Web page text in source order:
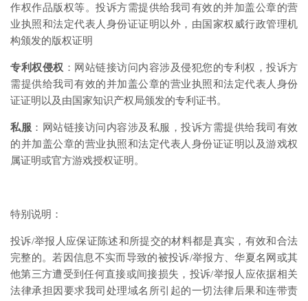
作权作品版权等。投诉方需提供给我司有效的并加盖公章的营
业执照和法定代表人身份证证明以外，由国家权威行政管理机
构颁发的版权证明
专利权侵权 ：网站链接访问内容涉及侵犯您的专利权，投诉方
需提供给我司有效的并加盖公章的营业执照和法定代表人身份
证证明以及由国家知识产权局颁发的专利证书。
私服 ：网站链接访问内容涉及私服，投诉方需提供给我司有效
的并加盖公章的营业执照和法定代表人身份证证明以及游戏权
属证明或官方游戏授权证明。
特别说明：
投诉/举报人应保证陈述和所提交的材料都是真实，有效和合法
完整的。若因信息不实而导致的被投诉/举报方、华夏名网或其
他第三方遭受到任何直接或间接损失，投诉/举报人应依据相关
法律承担因要求我司处理域名所引起的一切法律后果和连带责